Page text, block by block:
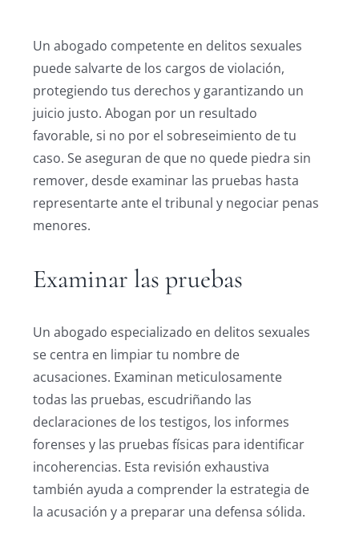
Un abogado competente en delitos sexuales
puede salvarte de los cargos de violación,
protegiendo tus derechos y garantizando un
juicio justo. Abogan por un resultado
favorable, si no por el sobreseimiento de tu
caso. Se aseguran de que no quede piedra sin
remover, desde examinar las pruebas hasta
representarte ante el tribunal y negociar penas
menores.
Examinar las pruebas
Un abogado especializado en delitos sexuales
se centra en limpiar tu nombre de
acusaciones. Examinan meticulosamente
todas las pruebas, escudriñando las
declaraciones de los testigos, los informes
forenses y las pruebas físicas para identificar
incoherencias. Esta revisión exhaustiva
también ayuda a comprender la estrategia de
la acusación y a preparar una defensa sólida.